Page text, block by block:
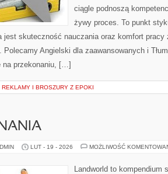
ciągle podnoszą
żywy proces. To punkt
jest skuteczność nauczania oraz komfort
Polecamy Angielski dla zaawansowanych i
na przekonaniu, […]
REKLAMY I BROSZURY Z EPOKI
LUT - 19 - 2026 MOŻLIWOŚĆ
Landworld to kompendium